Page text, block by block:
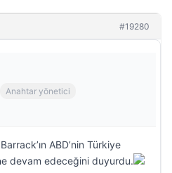
#19280
Anahtar yönetici
ABD’nin Türkiye
devam edeceğini duyurdu.